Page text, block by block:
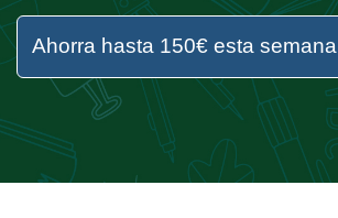
Ahorra hasta 150€ esta semana